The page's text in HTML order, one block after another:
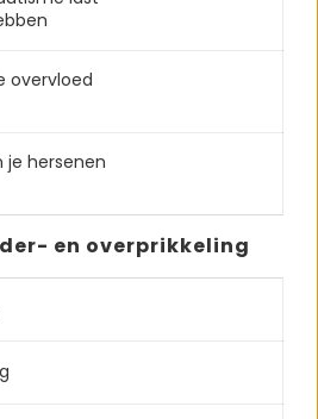
overvloed
je hersenen
en overprikkeling